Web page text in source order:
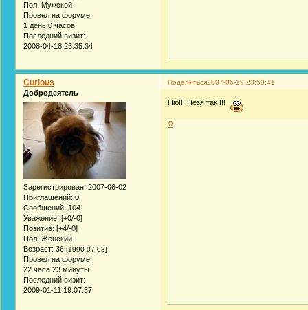
Пол: Мужской
Провел на форуме:
1 день 0 часов
Последний визит:
2008-04-18 23:35:34
Поделиться2007-06-19 23:53:41
Curious
Добродеятель
Зарегистрирован: 2007-06-02
Приглашений: 0
Сообщений: 104
Уважение: [+0/-0]
Позитив: [+4/-0]
Пол: Женский
Возраст: 36 [1990-07-08]
Провел на форуме:
22 часа 23 минуты
Последний визит:
2009-01-11 19:07:37
Ню!!! Незя так !!!
0